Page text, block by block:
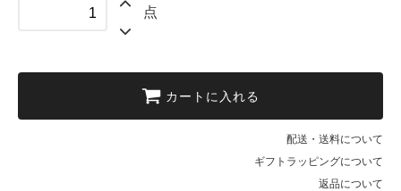
点
カートに入れる
配送・送料について
ギフトラッピングについて
返品について